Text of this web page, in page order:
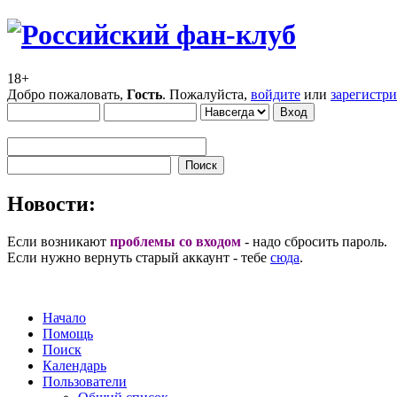
18+
Добро пожаловать, Гость. Пожалуйста, войдите или
Новости:
Если возникают проблемы со входом - надо сбросить пароль.
Если нужно вернуть старый аккаунт - тебе сюда.
Начало
Помощь
Поиск
Календарь
Пользователи